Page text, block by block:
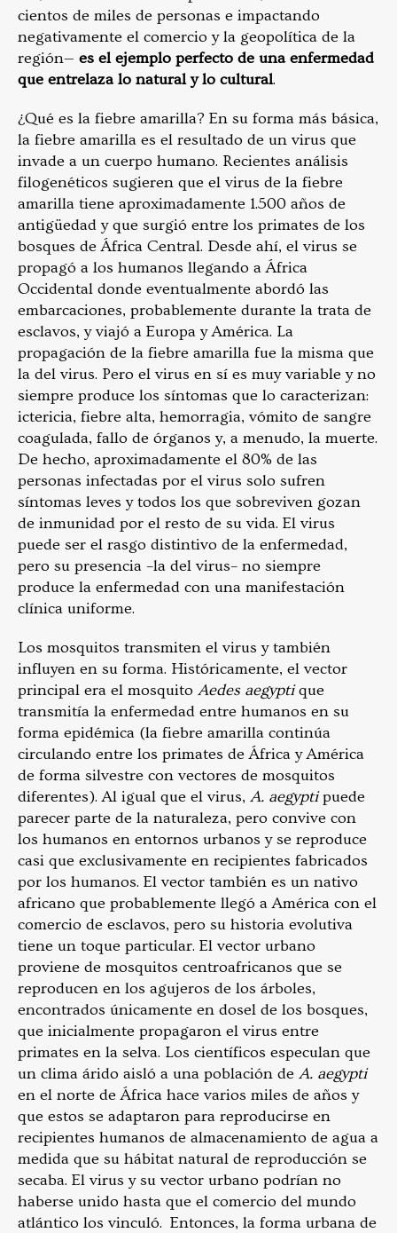
cientos de miles de personas e impactando
negativamente el comercio y la geopolítica de la
región— es el ejemplo perfecto de una enfermedad
que entrelaza lo natural y lo cultural.
¿Qué es la fiebre amarilla? En su forma más básica,
la fiebre amarilla es el resultado de un virus que
invade a un cuerpo humano. Recientes análisis
filogenéticos sugieren que el virus de la fiebre
amarilla tiene aproximadamente 1.500 años de
antigüedad y que surgió entre los primates de los
bosques de África Central. Desde ahí, el virus se
propagó a los humanos llegando a África
Occidental donde eventualmente abordó las
embarcaciones, probablemente durante la trata de
esclavos, y viajó a Europa y América. La
propagación de la fiebre amarilla fue la misma que
la del virus. Pero el virus en sí es muy variable y no
siempre produce los síntomas que lo caracterizan:
ictericia, fiebre alta, hemorragia, vómito de sangre
coagulada, fallo de órganos y, a menudo, la muerte.
De hecho, aproximadamente el 80% de las
personas infectadas por el virus solo sufren
síntomas leves y todos los que sobreviven gozan
de inmunidad por el resto de su vida. El virus
puede ser el rasgo distintivo de la enfermedad,
pero su presencia –la del virus– no siempre
produce la enfermedad con una manifestación
clínica uniforme.
Los mosquitos transmiten el virus y también
influyen en su forma. Históricamente, el vector
principal era el mosquito Aedes aegyptique
transmitía la enfermedad entre humanos en su
forma epidémica (la fiebre amarilla continúa
circulando entre los primates de África y América
de forma silvestre con vectores de mosquitos
diferentes). Al igual que el virus, A. aegyptipuede
parecer parte de la naturaleza, pero convive con
los humanos en entornos urbanos y se reproduce
casi que exclusivamente en recipientes fabricados
por los humanos. El vector también es un nativo
africano que probablemente llegó a América con el
comercio de esclavos, pero su historia evolutiva
tiene un toque particular. El vector urbano
proviene de mosquitos centroafricanos que se
reproducen en los agujeros de los árboles,
encontrados únicamente en dosel de los bosques,
que inicialmente propagaron el virus entre
primates en la selva. Los científicos especulan que
un clima árido aisló a una población de A. aegypti
en el norte de África hace varios miles de años y
que estos se adaptaron para reproducirse en
recipientes humanos de almacenamiento de agua a
medida que su hábitat natural de reproducción se
secaba. El virus y su vector urbano podrían no
haberse unido hasta que el comercio del mundo
atlántico los vinculó. Entonces, la forma urbana de